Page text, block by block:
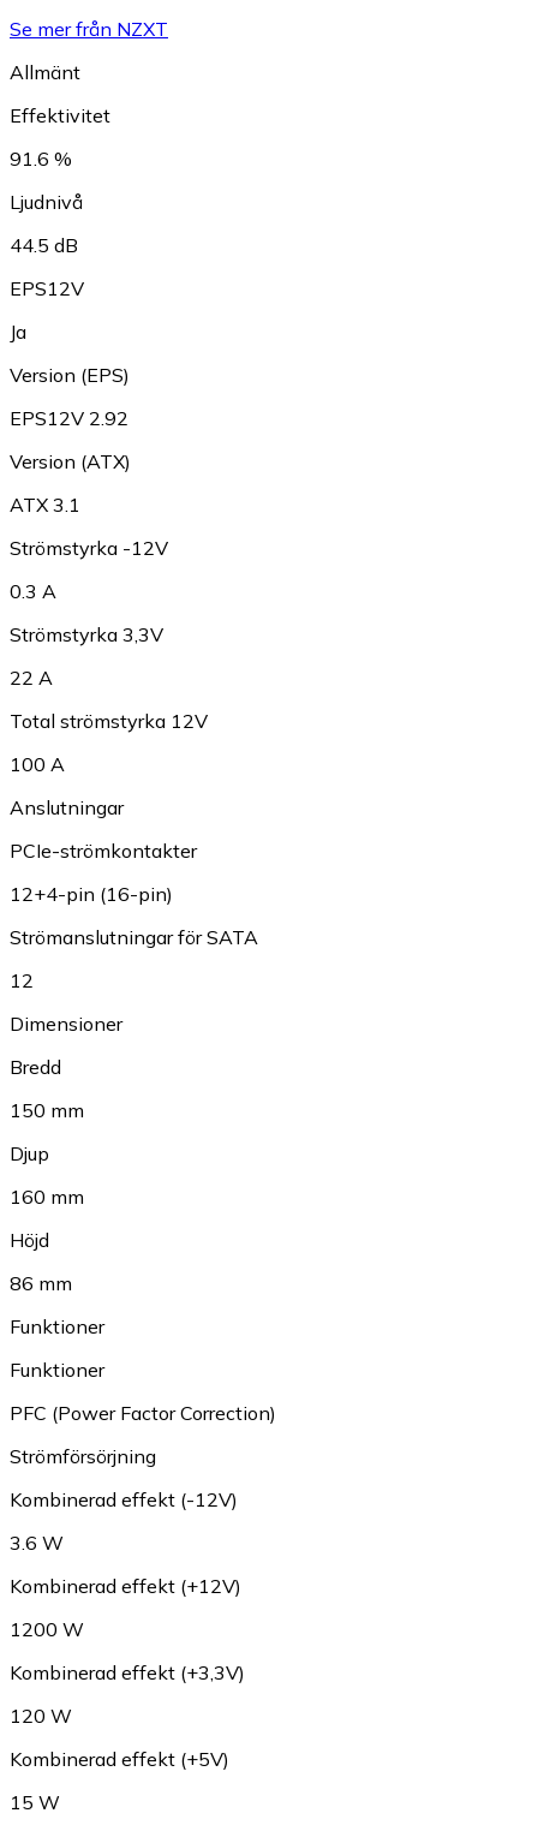
Se mer från NZXT
Allmänt
Effektivitet
91.6 %
Ljudnivå
44.5 dB
EPS12V
Ja
Version (EPS)
EPS12V 2.92
Version (ATX)
ATX 3.1
Strömstyrka -12V
0.3 A
Strömstyrka 3,3V
22 A
Total strömstyrka 12V
100 A
Anslutningar
PCIe-strömkontakter
12+4-pin (16-pin)
Strömanslutningar för SATA
12
Dimensioner
Bredd
150 mm
Djup
160 mm
Höjd
86 mm
Funktioner
Funktioner
PFC (Power Factor Correction)
Strömförsörjning
Kombinerad effekt (-12V)
3.6 W
Kombinerad effekt (+12V)
1200 W
Kombinerad effekt (+3,3V)
120 W
Kombinerad effekt (+5V)
15 W